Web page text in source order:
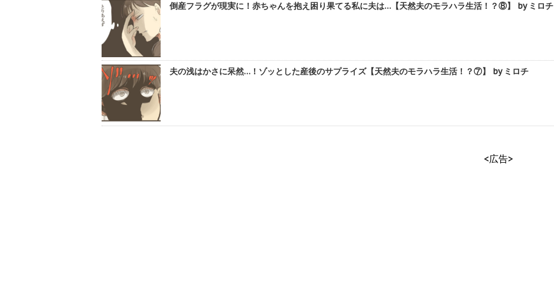
倒産フラグが現実に！赤ちゃんを抱え困り果てる私に夫は…【天然夫のモラハラ生活！？⑧】 by ミロチ
夫の浅はかさに呆然…！ゾッとした産後のサプライズ【天然夫のモラハラ生活！？⑦】 by ミロチ
<広告>